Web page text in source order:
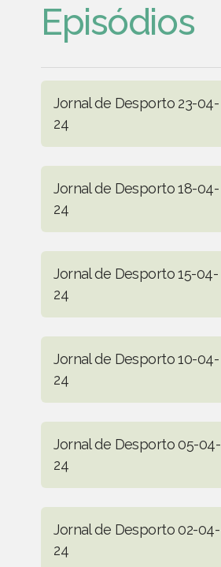
Episódios
Jornal de Desporto 23-04-
24
Jornal de Desporto 18-04-
24
Jornal de Desporto 15-04-
24
Jornal de Desporto 10-04-
24
Jornal de Desporto 05-04-
24
Jornal de Desporto 02-04-
24